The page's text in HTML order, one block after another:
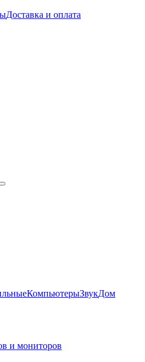
Доставка и оплата
КомпьютерыЗвукДом
и мониторов